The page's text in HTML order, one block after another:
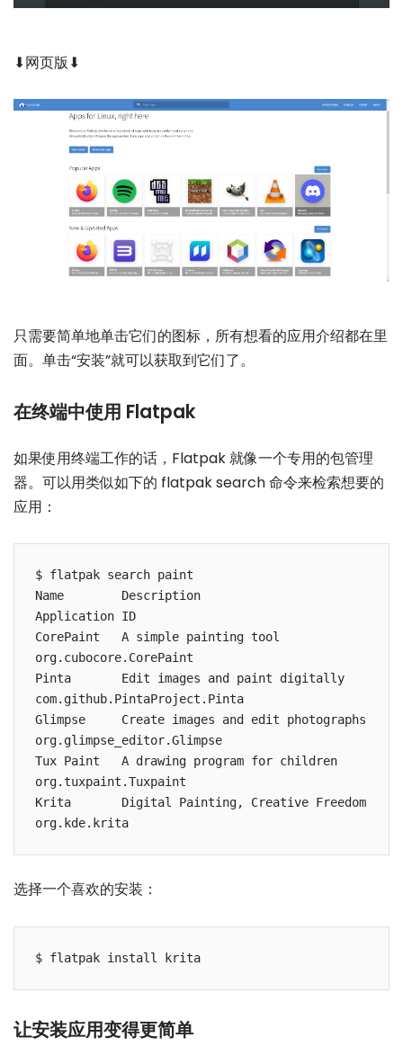
⬇网页版⬇
只需要简单地单击它们的图标，所有想看的应用介绍都在里
面。单击“安装”就可以获取到它们了。
在终端中使用 Flatpak
如果使用终端工作的话，Flatpak 就像一个专用的包管理
器。可以用类似如下的 flatpak search 命令来检索想要的
应用：
$ flatpak search paint
Name        Description
Application ID
CorePaint   A simple painting tool
org.cubocore.CorePaint
Pinta       Edit images and paint digitally
com.github.PintaProject.Pinta
Glimpse     Create images and edit photographs
org.glimpse_editor.Glimpse
Tux Paint   A drawing program for children
org.tuxpaint.Tuxpaint
Krita       Digital Painting, Creative Freedom
org.kde.krita
选择一个喜欢的安装：
$ flatpak install krita
让安装应用变得更简单